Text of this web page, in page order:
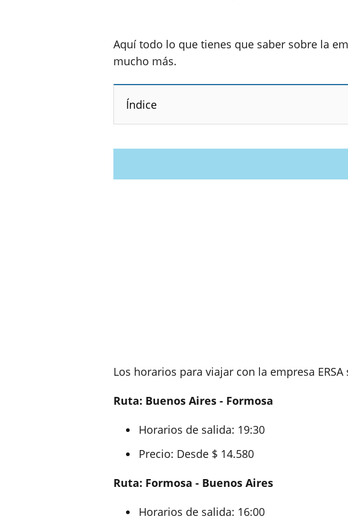
Aquí todo lo que tienes que saber sobre la
mucho más.
Índice
Los horarios para viajar con la empresa
Ruta: Buenos Aires - Formosa
Horarios de salida: 19:30
Precio: Desde $ 14.580
Ruta: Formosa - Buenos Aires
Horarios de salida: 16:00